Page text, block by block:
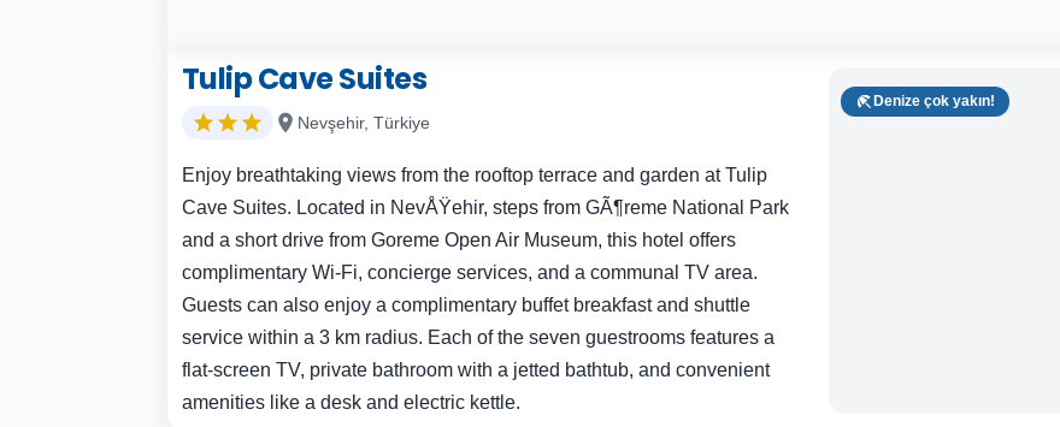
Tulip Cave Suites
Nevşehir, Türkiye
Enjoy breathtaking views from the rooftop terrace and garden at Tulip
Cave Suites. Located in NevÅŸehir, steps from GÃ¶reme National Park
and a short drive from Goreme Open Air Museum, this hotel offers
complimentary Wi-Fi, concierge services, and a communal TV area.
Guests can also enjoy a complimentary buffet breakfast and shuttle
service within a 3 km radius. Each of the seven guestrooms features a
flat-screen TV, private bathroom with a jetted bathtub, and convenient
amenities like a desk and electric kettle.
Denize çok yakın!